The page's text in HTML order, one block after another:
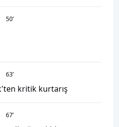
50’
63’
kritik kurtarış
67’